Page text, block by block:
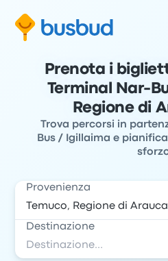
Prenota i
Terminal Nar-
Regione di
Trova percorsi in
Bus / Igillaima e
Provenienza
Destinazione